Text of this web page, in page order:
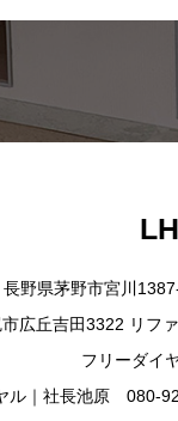
野県茅野市宮川
市広丘吉田3322 リ
フリーダイ
ヤル｜社長池原